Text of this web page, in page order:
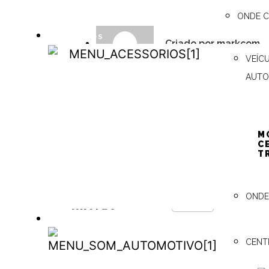
ONDE
ACESSÓRIOS
Criado por markcom
ARTIGO